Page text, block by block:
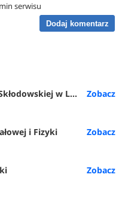
serwisu
Dodaj komentarz
w Lublinie
i Fizyki